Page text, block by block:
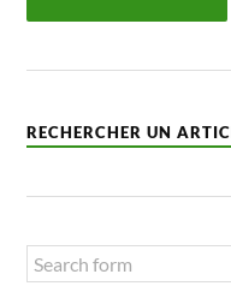
RECHERCHER UN